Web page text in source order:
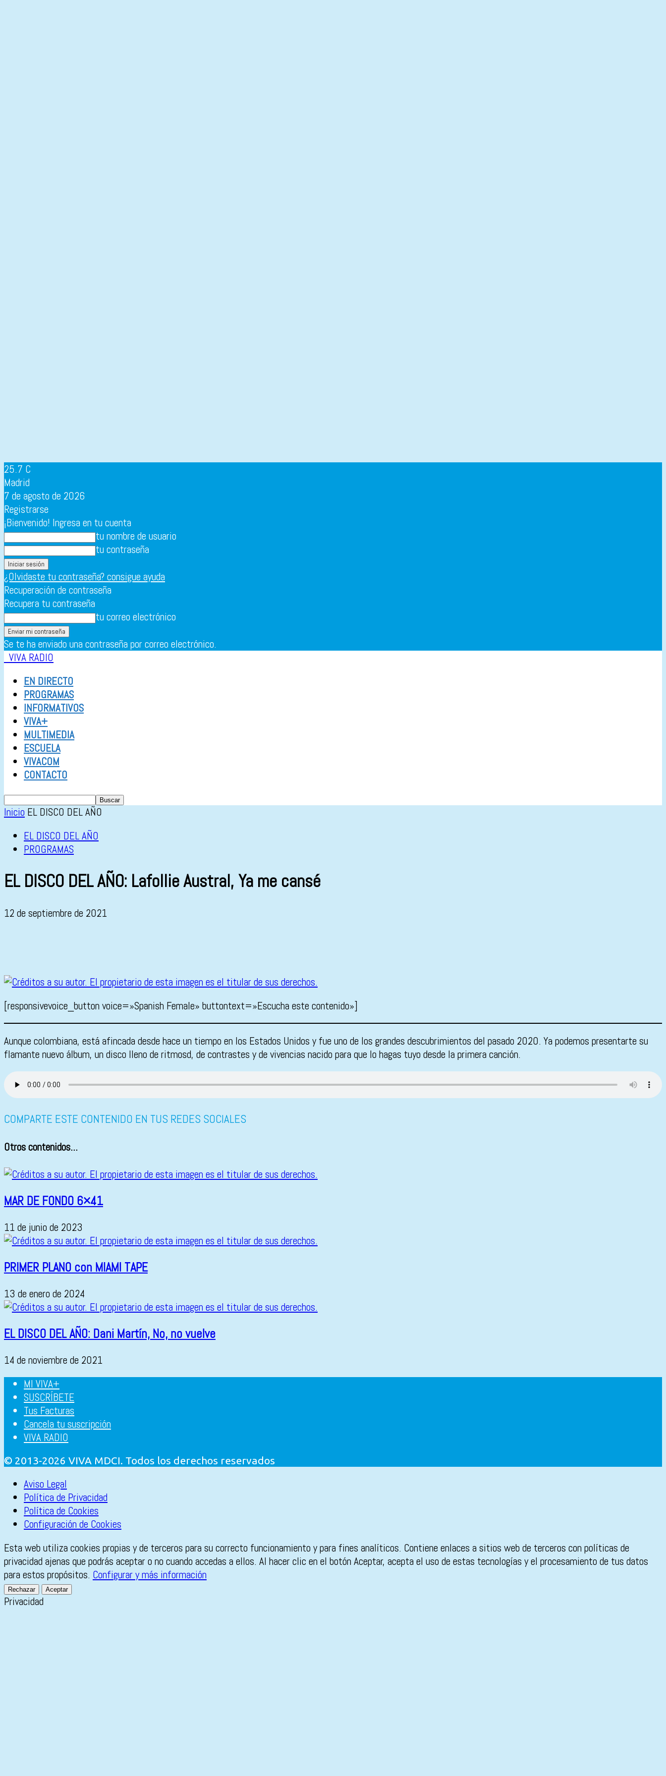
25.7 C
Madrid
7 de agosto de 2026
Registrarse
¡Bienvenido! Ingresa en tu cuenta
tu nombre de usuario
tu contraseña
¿Olvidaste tu contraseña? consigue ayuda
Recuperación de contraseña
Recupera tu contraseña
tu correo electrónico
Se te ha enviado una contraseña por correo electrónico.
VIVA RADIO
EN DIRECTO
PROGRAMAS
INFORMATIVOS
VIVA+
MULTIMEDIA
ESCUELA
VIVACOM
CONTACTO
Inicio EL DISCO DEL AÑO
EL DISCO DEL AÑO
PROGRAMAS
EL DISCO DEL AÑO: Lafollie Austral, Ya me cansé
12 de septiembre de 2021
[responsivevoice_button voice=»Spanish Female» buttontext=»Escucha este contenido»]
Aunque colombiana, está afincada desde hace un tiempo en los Estados Unidos y fue uno de los grandes descubrimientos del pasado 2020. Ya podemos presentarte su
flamante nuevo álbum, un disco lleno de ritmosd, de contrastes y de vivencias nacido para que lo hagas tuyo desde la primera canción.
COMPARTE ESTE CONTENIDO EN TUS REDES SOCIALES
Otros contenidos...
MAR DE FONDO 6×41
11 de junio de 2023
PRIMER PLANO con MIAMI TAPE
13 de enero de 2024
EL DISCO DEL AÑO: Dani Martín, No, no vuelve
14 de noviembre de 2021
MI VIVA+
SUSCRÍBETE
Tus Facturas
Cancela tu suscripción
VIVA RADIO
© 2013-2026 VIVA MDCI. Todos los derechos reservados
Aviso Legal
Política de Privacidad
Política de Cookies
Configuración de Cookies
Esta web utiliza cookies propias y de terceros para su correcto funcionamiento y para fines analíticos. Contiene enlaces a sitios web de terceros con políticas de
privacidad ajenas que podrás aceptar o no cuando accedas a ellos. Al hacer clic en el botón Aceptar, acepta el uso de estas tecnologías y el procesamiento de tus datos
para estos propósitos. Configurar y más información
Rechazar Aceptar
Privacidad